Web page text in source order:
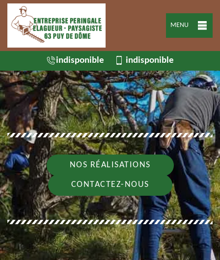
MENU
indisponible indisponible
NOS RÉALISATIONS
CONTACTEZ-NOUS